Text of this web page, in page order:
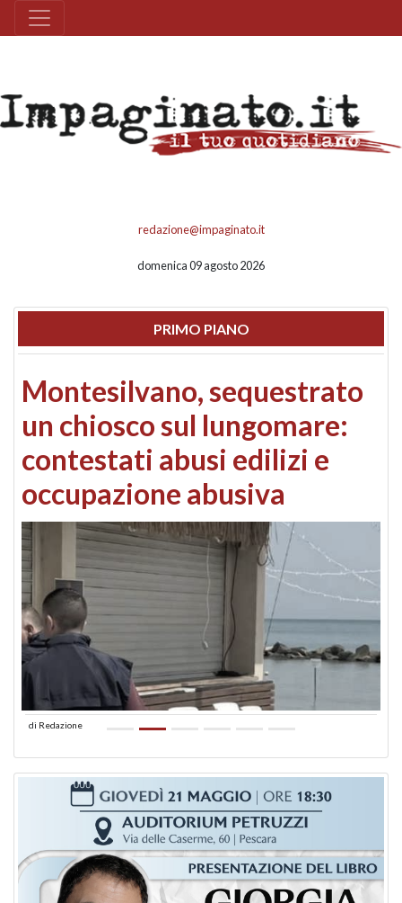
redazione@impaginato.it
domenica 09 agosto 2026
PRIMO PIANO
Montesilvano, sequestrato
un chiosco sul lungomare:
contestati abusi edilizi e
occupazione abusiva
di Redazione